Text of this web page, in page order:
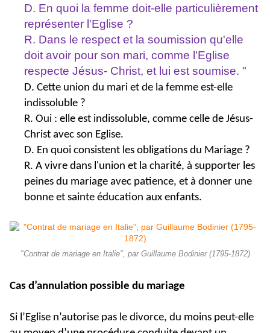
D. En quoi la femme doit-elle particulièrement
représenter l'Eglise ?
R. Dans le respect et la soumission qu'elle
doit avoir pour son mari, comme l'Eglise
respecte Jésus- Christ, et lui est soumise. "
D. Cette union du mari et de la femme est-elle
indissoluble ?
R. Oui : elle est indissoluble, comme celle de Jésus-
Christ avec son Eglise.
D. En quoi consistent les obligations du Mariage ?
R. A vivre dans l'union et la charité, à supporter les
peines du mariage avec patience, et à donner une
bonne et sainte éducation aux enfants.
"Contrat de mariage en Italie", par Guillaume Bodinier (1795-1872)
Cas d’annulation possible du mariage
Si l’Eglise n’autorise pas le divorce, du moins peut-elle